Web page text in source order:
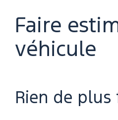
Faire
véhicule
Rien de plus